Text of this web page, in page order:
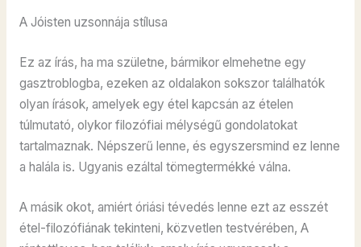
A Jóisten uzsonnája stílusa
Ez az írás, ha ma születne, bármikor elmehetne egy
gasztroblogba, ezeken az oldalakon sokszor találhatók
olyan írások, amelyek egy étel kapcsán az ételen
túlmutató, olykor filozófiai mélységű gondolatokat
tartalmaznak. Népszerű lenne, és egyszersmind ez lenne
a halála is. Ugyanis ezáltal tömegtermékké válna.
A másik okot, amiért óriási tévedés lenne ezt az esszét
étel-filozófiának tekinteni, közvetlen testvérében, A